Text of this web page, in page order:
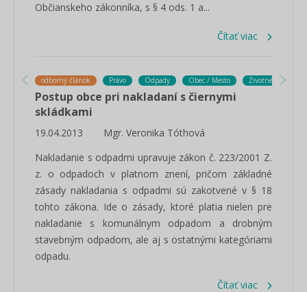
Občianskeho zákonníka, s § 4 ods. 1 a...
Čítať viac
odborný článok Právo Odpady Obec / Mesto Životné prostredie
Postup obce pri nakladaní s čiernymi
skládkami
19.04.2013
Mgr. Veronika Tóthová
Nakladanie s odpadmi upravuje zákon č. 223/2001 Z.
z. o odpadoch v platnom znení, pričom základné
zásady nakladania s odpadmi sú zakotvené v § 18
tohto zákona. Ide o zásady, ktoré platia nielen pre
nakladanie s komunálnym odpadom a drobným
stavebným odpadom, ale aj s ostatnými kategóriami
odpadu.
Čítať viac